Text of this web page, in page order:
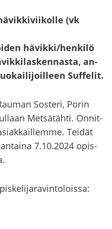
(vk
hä­vik­ki/hen­ki­lö
an­
Suf­fe­lit.
Sos­te­ri, Porin
Met­sä­täh­ti. On­nit­
Tei­dät
7.10.2024 opis­